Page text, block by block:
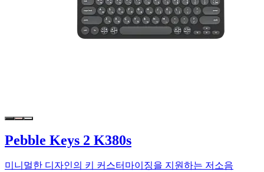
Pebble Keys 2 K380s
미니멀한 디자인의 키 커스터마이징을 지원하는 저소음